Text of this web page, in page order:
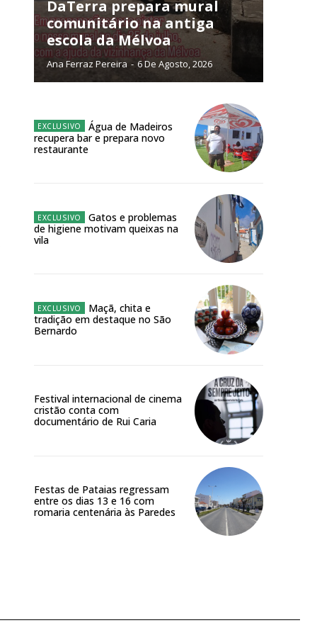
ANUAL
online
Exclusivos para
DaTerra prepara mural
comunitário na antiga
escola da Mélvoa
Ana Ferraz Pereira - 6 De Agosto, 2026
Água de Madeiros
recupera bar e prepara novo
restaurante
Gatos e problemas
de higiene motivam queixas na
vila
Maçã, chita e
tradição em destaque no São
Bernardo
Festival internacional de cinema
cristão conta com
documentário de Rui Caria
Festas de Pataias regressam
entre os dias 13 e 16 com
romaria centenária às Paredes